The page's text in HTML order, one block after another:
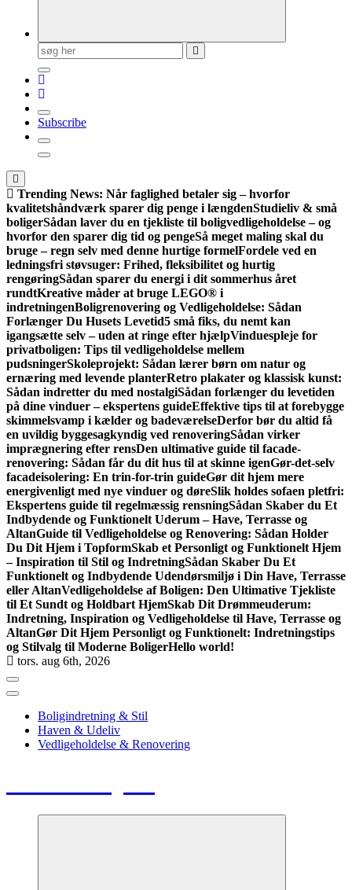
Søg
efter:
Subscribe
Trending News: Når faglighed betaler sig – hvorfor
kvalitetshåndværk sparer dig penge i længdenStudieliv & små
boligerSådan laver du en tjekliste til boligvedligeholdelse – og
hvorfor den sparer dig tid og pengeSå meget maling skal du
bruge – regn selv med denne hurtige formelFordele ved en
ledningsfri støvsuger: Frihed, fleksibilitet og hurtig
rengøringSådan sparer du energi i dit sommerhus året
rundtKreative måder at bruge LEGO® i
indretningenBoligrenovering og Vedligeholdelse: Sådan
Forlænger Du Husets Levetid5 små fiks, du nemt kan
igangsætte selv – uden at ringe efter hjælpVinduespleje for
privatboligen: Tips til vedligeholdelse mellem
pudsningerSkoleprojekt: Sådan lærer børn om natur og
ernæring med levende planterRetro plakater og klassisk kunst:
Sådan indretter du med nostalgiSådan forlænger du levetiden
på dine vinduer – ekspertens guideEffektive tips til at forebygge
skimmelsvamp i kælder og badeværelseDerfor bør du altid få
en uvildig byggesagkyndig ved renoveringSådan virker
imprægnering efter rensDen ultimative guide til facade­
renovering: Sådan får du dit hus til at skinne igenGør-det-selv
facadeisolering: En trin-for-trin guideGør dit hjem mere
energivenligt med nye vinduer og døreSlik holdes sofaen pletfri:
Ekspertens guide til regelmæssig rensningSådan Skaber du Et
Indbydende og Funktionelt Uderum – Have, Terrasse og
AltanGuide til Vedligeholdelse og Renovering: Sådan Holder
Du Dit Hjem i TopformSkab et Personligt og Funktionelt Hjem
– Inspiration til Stil og IndretningSådan Skaber Du Et
Funktionelt og Indbydende Udendørsmiljø i Din Have, Terrasse
eller AltanVedligeholdelse af Boligen: Den Ultimative Tjekliste
til Et Sundt og Holdbart HjemSkab Dit Drømmeuderum:
Indretning, Inspiration og Vedligeholdelse til Have, Terrasse og
AltanGør Dit Hjem Personligt og Funktionelt: Indretningstips
og Stilvalg til Moderne BoligerHello world!
tors. aug 6th, 2026
Boligindretning & Stil
Haven & Udeliv
Vedligeholdelse & Renovering